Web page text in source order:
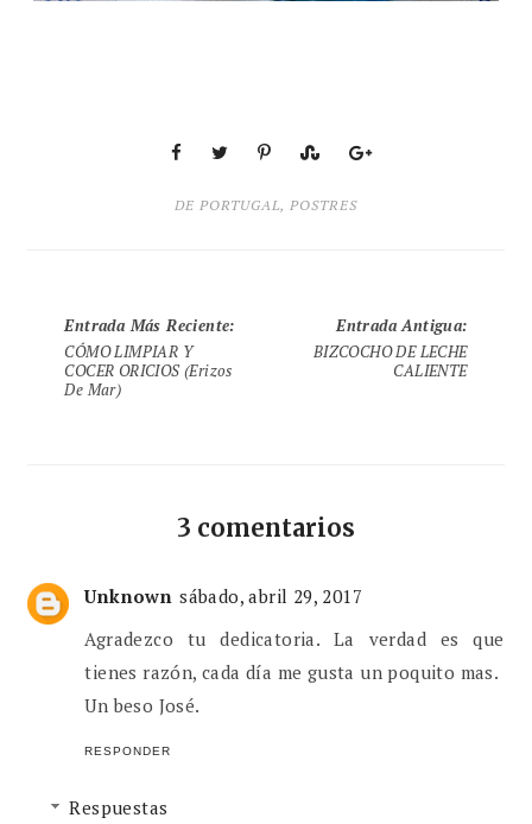
DE PORTUGAL, POSTRES
Entrada Más Reciente:
CÓMO LIMPIAR Y
COCER ORICIOS (erizos
De Mar)
Entrada Antigua:
BIZCOCHO DE LECHE
CALIENTE
3 comentarios
Unknown sábado, abril 29, 2017
Agradezco tu dedicatoria. La verdad es que
tienes razón, cada día me gusta un poquito mas.
Un beso José.
RESPONDER
Respuestas